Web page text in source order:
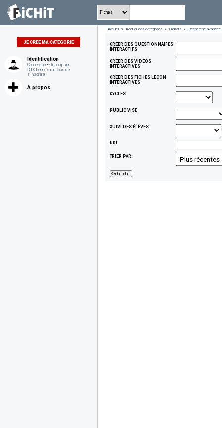
JE CRÉE MA CATÉGORIE
Identification
Connexion ~ Inscription
DIX bonnes raisons de
s'inscrire
A propos
Accueil » Accueil des catégories » Plickers » Recherche avancée
CRÉER DES QUESTIONNAIRES
INTERACTIFS
CRÉER DES VIDÉOS
INTERACTIVES
CRÉER DES FICHES LEÇON
INTERACTIVES
CYCLES
PUBLIC VISÉ
SUIVI DES ÉLÈVES
URL
TRIER PAR :